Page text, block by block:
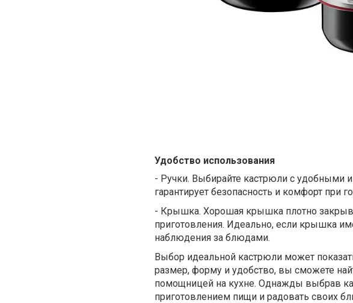
Удобство использования
- Ручки. Выбирайте кастрюли с удобными
гарантирует безопасность и комфорт при
- Крышка. Хорошая крышка плотно
приготовления. Идеально, если крышка
наблюдения за блюдами.
Выбор идеальной кастрюли может
размер, форму и удобство, вы сможете
помощницей на кухне. Однажды выбрав
приготовлением пищи и радовать своих